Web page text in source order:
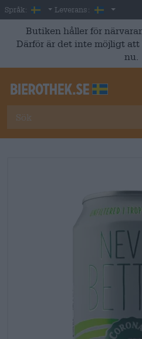
Skip to main content
Språk: Swedish
Leverans: Sverige
Butiken håller för
Därför är det inte möjligt
nu.